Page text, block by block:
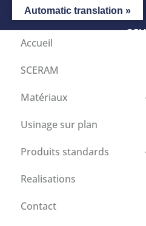
CGV
Accueil
SCERAM
Matériaux
Usinage sur plan
Produits standards
Realisations
Contact
Automatic translation »